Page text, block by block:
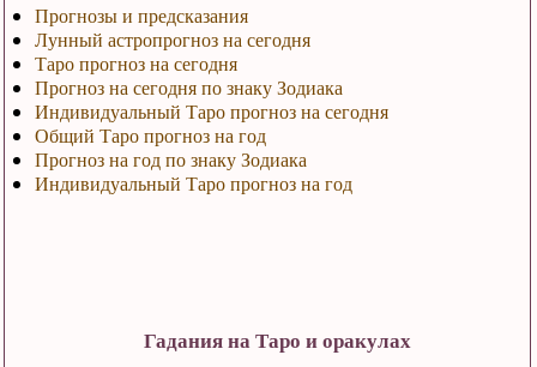
Прогнозы и предсказания
Лунный астропрогноз на сегодня
Таро прогноз на сегодня
Прогноз на сегодня по знаку Зодиака
Индивидуальный Таро прогноз на сегодня
Общий Таро прогноз на год
Прогноз на год по знаку Зодиака
Индивидуальный Таро прогноз на год
Гадания на Таро и оракулах